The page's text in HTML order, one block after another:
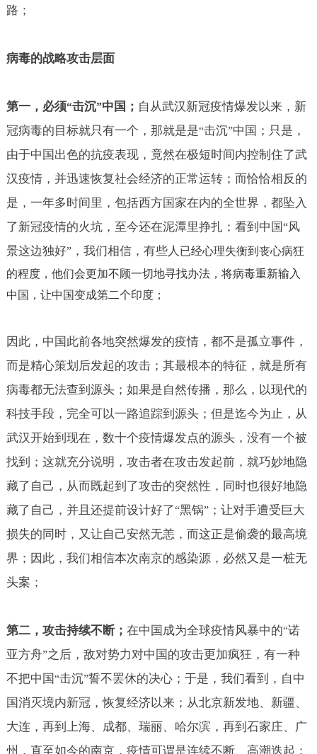
路；
病毒的战略攻击层面
第一，必须“击沉”中国； 自从武汉新冠疫情爆发以来，新
冠病毒的目标就只有一个，那就是是“击沉”中国；只是，
由于中国出色的抗疫表现，竟然在极短时间内控制住了武
汉疫情，并迅速恢复社会经济的正常运转；而恰恰相反的
是，一年多时间里，包括西方国家在内的全世界，都坠入
了新冠疫情的火坑，至今还在泥潭里挣扎；看到中国“风
景这边独好”，我们相信，有些人 已经心理失衡到丧心病狂
的程度，他们会更加不顾一切地寻找办法，将病毒重新输入
中国，让中国变成第二个印度；
因此，中国此前各地突然爆发的疫情，都不是孤立事件，
而是精心策划后发起的攻击；其最根本的特征，就是所有
病毒都无法查到源头；如果是自然传播，那么，以现代的
科技手段，完全可以一路追踪到源头；但是迄今为止，从
武汉开始到现在，数十个疫情爆发点的源头，没有一个被
找到；这就充分说明，攻击者在攻击发起前，就巧妙地隐
藏了自己，从而既起到了攻击的突然性，同时也很好地隐
藏了自己，并且还提前设计好了“黑锅”；让对手遭受巨大
损失的同时，又让自己安然无恙，而这正是偷袭的最高境
界；因此，我们相信本次南京的感染源，必然又是一桩无
头案；
第二，攻击持续不断； 在中国成为全球疫情风暴中的“诺
亚方舟”之后，敌对势力对中国的攻击更加疯狂，有一种
不把中国“击沉”誓不罢休的决心；于是，我们看到，自中
国消灭境内新冠，恢复经济以来；从北京新发地、新疆、
大连，再到上海、成都、瑞丽、哈尔滨，再到石家庄、广
州，直至如今的南京，疫情可谓是连续不断、高潮迭起；